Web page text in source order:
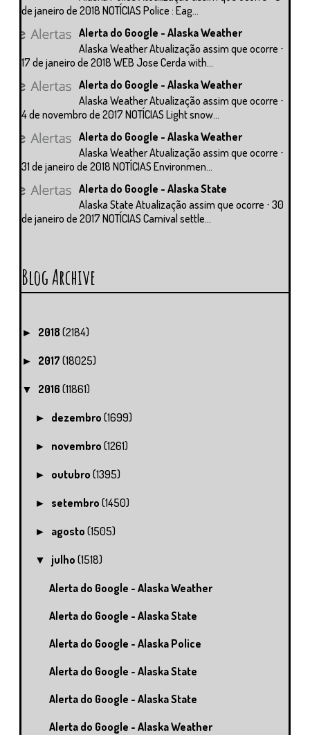
de janeiro de 2018 NOTÍCIAS Police : Eag...
Alerta do Google - Alaska Weather
Alaska Weather Atualização assim que ocorre ⋅
17 de janeiro de 2018 WEB Jose Cerda with...
Alerta do Google - Alaska Weather
Alaska Weather Atualização assim que ocorre ⋅
4 de novembro de 2017 NOTÍCIAS Light snow...
Alerta do Google - Alaska Weather
Alaska Weather Atualização assim que ocorre ⋅
31 de janeiro de 2018 NOTÍCIAS Environmen...
Alerta do Google - Alaska State
Alaska State Atualização assim que ocorre ⋅ 30
de janeiro de 2017 NOTÍCIAS Carnival settle...
Blog Archive
► 2018 (2184)
► 2017 (18025)
▼ 2016 (11861)
► dezembro(1699)
► novembro(1261)
► outubro(1395)
► setembro(1450)
► agosto(1505)
▼ julho(1518)
Alerta do Google - Alaska Weather
Alerta do Google - Alaska State
Alerta do Google - Alaska Police
Alerta do Google - Alaska State
Alerta do Google - Alaska State
Alerta do Google - Alaska Weather